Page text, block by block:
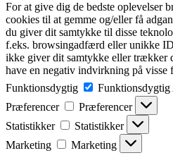
For at give dig de bedste oplevelser
cookies til at gemme og/eller få
du giver dit samtykke til disse
f.eks. browsingadfærd eller unikke
ikke giver dit samtykke eller trækker
have en negativ indvirkning på visse
Funktionsdygtig
Funktionsdygtig
Præferencer
Præferencer
Statistikker
Statistikker
Marketing
Marketing